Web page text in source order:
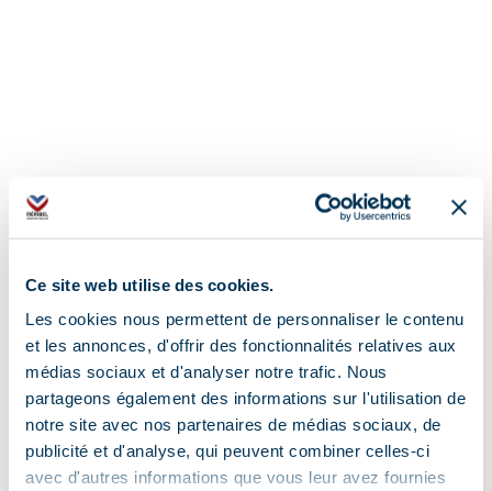
Ce site web utilise des cookies.
Les cookies nous permettent de personnaliser le contenu
et les annonces, d'offrir des fonctionnalités relatives aux
médias sociaux et d'analyser notre trafic. Nous
partageons également des informations sur l'utilisation de
notre site avec nos partenaires de médias sociaux, de
publicité et d'analyse, qui peuvent combiner celles-ci
avec d'autres informations que vous leur avez fournies